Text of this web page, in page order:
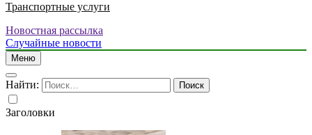
Транспортные услуги
Новостная рассылка
Случайные новости
Меню
Найти:
Заголовки